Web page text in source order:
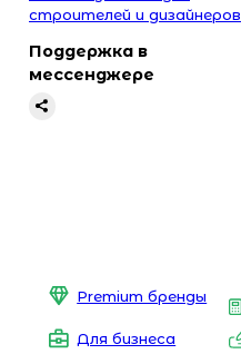
строителей и дизайнеров
Поддержка в
мессенджере
Premium бренды
Для бизнеса